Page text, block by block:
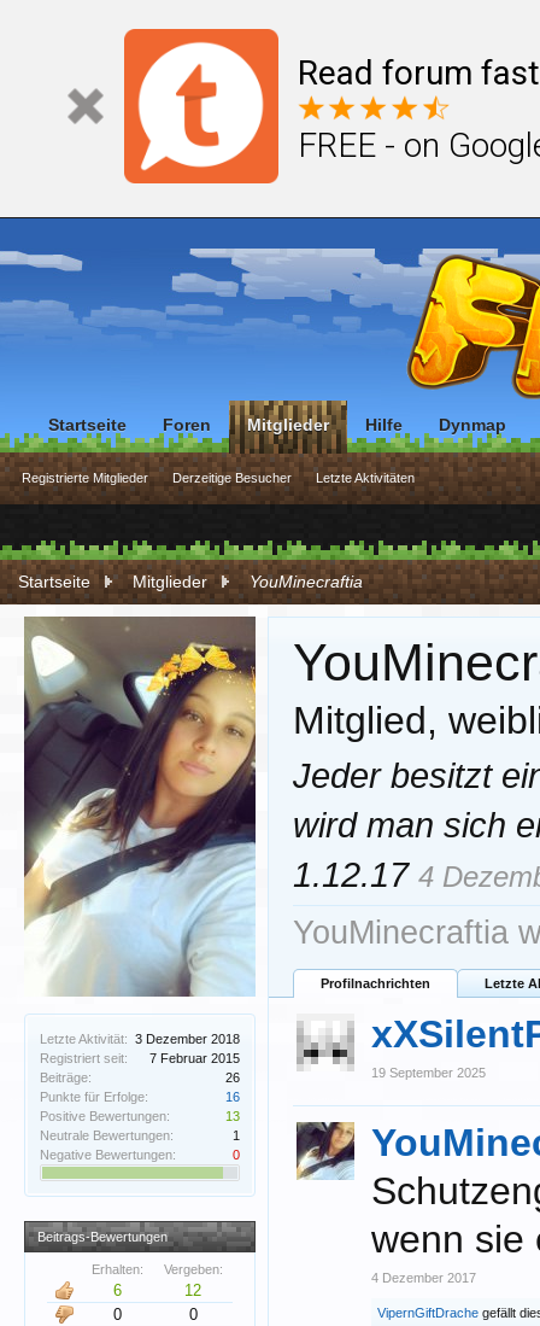
Read forum
FREE - on
Startseite Mitglieder YouMinecraftia
Letzte Aktivität: 3 Dezember 2018
Registriert seit:
7 Februar 2015
Beiträge:
26
Punkte für Erfolge:
16
Positive Bewertungen:
13
Neutrale Bewertungen:
1
Negative Bewertungen:
0
Beitrags-Bewertungen
Erhalten: Vergeben:
6
12
0
0
Mitglied,
Jeder besitzt
wird man sich
1.12.17 4
YouMinecraftia
Profilnachrichten Letzte
19 September 2025
wenn sie
4 Dezember 2017
VipernGiftDrache gefällt
Startseite Foren Mitglieder
Registrierte Mitglieder Derzeitige Besucher Letzte Aktivitäten
Hilfe Dynmap